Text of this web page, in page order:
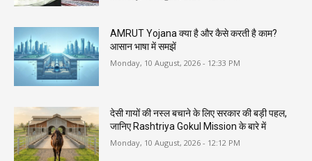
AMRUT Yojana क्या है और कैसे करती है काम?
आसान भाषा में समझें
Monday, 10 August, 2026 - 12:33 PM
देसी गायों की नस्ल बचाने के लिए सरकार की बड़ी पहल,
जानिए Rashtriya Gokul Mission के बारे में
Monday, 10 August, 2026 - 12:12 PM